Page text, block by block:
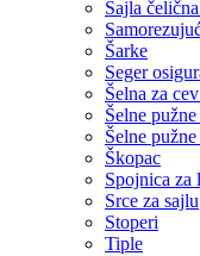
Sajla
Šarke
Seger
Šelna za
Šelne
Šelne
Škopac
Spojnica za
Srce za sajlu
Stoperi
Tiple